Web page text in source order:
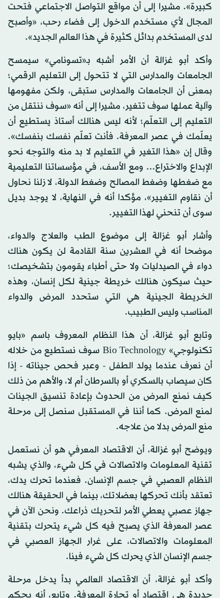
كبيرة». مشيرا إلى أن مواقع التواصل الاجتماعي فتحت
المجال لأي مستخدم الدخول إلى فضاء رحب، «وأصبح
لدى المستخدم بدائل كثيرة في هذا العالم الجديد».
وأكد أبو غزالة أن الأمر أشبه بـ«تسونامي» سيمسح
الجامعات والمدارس التي لا تتحول إلى التعليم الرقمي؛
بمعنى أن الجامعات والمدارس ستبقى، ولكن مفهومها
وآلية عملها سوف تتغير، مشيرا إلى أنه «سوف ننتقل من
التعليم إلى التعلّم؛ لأنه ليس هنالك أستاذ يستطيع أن
يعلّمك في عصر المعرفة. فأنت تعلّم نفسك بنفسك».
وقال إن «هذا التغير في التعليم لا بد منه والتوجه نحو
الإبداع والاختراع... ومع الأسف، في مؤسساتنا التعليمية
مع ضغطها وضغط المصالح وضغط الدولة، لا زلنا نحاول
أن نقاوم التغيير»، مؤكدا أنه في النهاية، لا يوجد بديل
سوى أن تنحني لهذا التغيير.
وأشار أبو غزالة إلى موضوع الطب والعلاج والدواء،
موضحا أنه في العشرين سنة القادمة لن يكون هناك
دواء في الصيدليات ولا حتى أطباء يقومون بتشخيصك؛
حيث سيكون هنالك خريطة جينية لكل إنسان، وهذه
الخريطة الجينية هي التي ستحدد المرض والدواء
المناسب وليس الطبيب.
وتابع أبو غزالة، أن هذا النظام المعروف باسم «بايو
تكنولوجي» Bio Technology سوف نستطيع من خلاله
أن نعرف عندما يولد الطفل - وعبر فحص جيناته - إذا
كان سيصاب بالسكري أو بالسرطان أم لا، والأهم من ذلك
كيف نمنع المرض من الحدوث بإعادة تنسيق الجينات
لمنع المرض. كما أننا في المستقبل سنصل إلى مرحلة
منع المرض بدلا من علاجه.
ويوضح أبو غزالة، أن الاقتصاد المعرفي هو أن نستعمل
تقنية المعلومات والاتصالات في كل شيء، والذي يشبه
النظام العصبي في جسم الإنسان. فعندما تحرك يدك،
تعتقد بأنك تحركها بعضلاتك، بينما في الحقيقة هنالك
جهاز عصبي يعطي الأمر لتحريك ذراعك. ونحن الآن في
عصر المعرفة الذي يصبح فيه كل شيء يتحرك بتقنية
المعلومات والاتصالات، على غرار الجهاز العصبي في
جسم الإنسان الذي يحرك كل شيء فينا.
وأكد أبو غزالة، أن الاقتصاد العالمي بدأ يدخل مرحلة
جديدة هي اقتصاد أو تجارة المعرفة. وتابع، أنه بحكم